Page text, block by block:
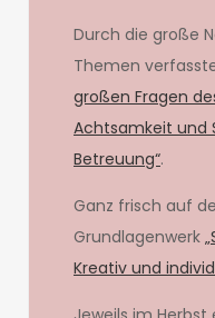
Durch die große
Themen
großen Fragen
Achtsamkeit und
Betreuung“.
Ganz frisch auf
Grundlagenwerk
Kreativ und